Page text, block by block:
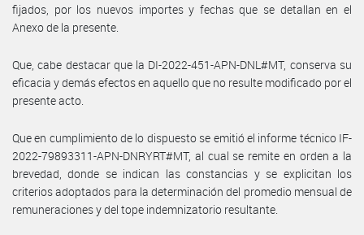
fijados, por los nuevos importes y fechas que se detallan en el
Anexo de la presente.
Que, cabe destacar que la DI-2022-451-APN-DNL#MT, conserva su
eficacia y demás efectos en aquello que no resulte modificado por el
presente acto.
Que en cumplimiento de lo dispuesto se emitió el informe técnico IF-
2022-79893311-APN-DNRYRT#MT, al cual se remite en orden a la
brevedad, donde se indican las constancias y se explicitan los
criterios adoptados para la determinación del promedio mensual de
remuneraciones y del tope indemnizatorio resultante.